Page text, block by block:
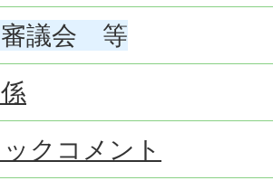
審議会 等
クコメント